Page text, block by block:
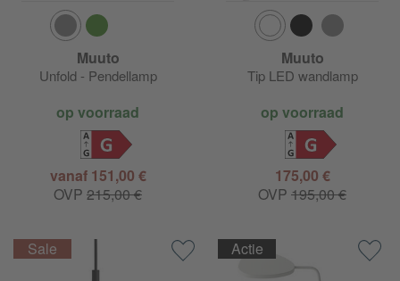
Muuto
Unfold - Pendellamp
op voorraad
vanaf 151,00 €
OVP 215,00 €
Muuto
Tip LED wandlamp
op voorraad
175,00 €
OVP 195,00 €
Actie